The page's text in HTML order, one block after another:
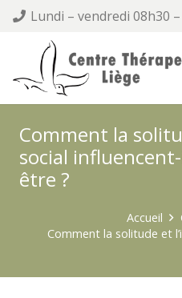
Lundi – vendredi 08h30
Comment la
social
être ?
Accueil
Comment la solitude et